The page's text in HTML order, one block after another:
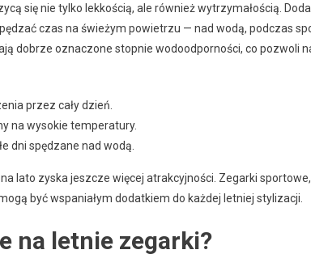
się nie tylko lekkością, ale również wytrzymałością.
czas na świeżym powietrzu — nad wodą, podczas
dobrze oznaczone stopnie wodoodporności, co pozwoli
przez cały dzień.
na wysokie temperatury.
dni spędzane nad wodą.
lato zyska jeszcze więcej atrakcyjności. Zegarki sportowe,
być wspaniałym dodatkiem do każdej letniej stylizacji.
na letnie zegarki?